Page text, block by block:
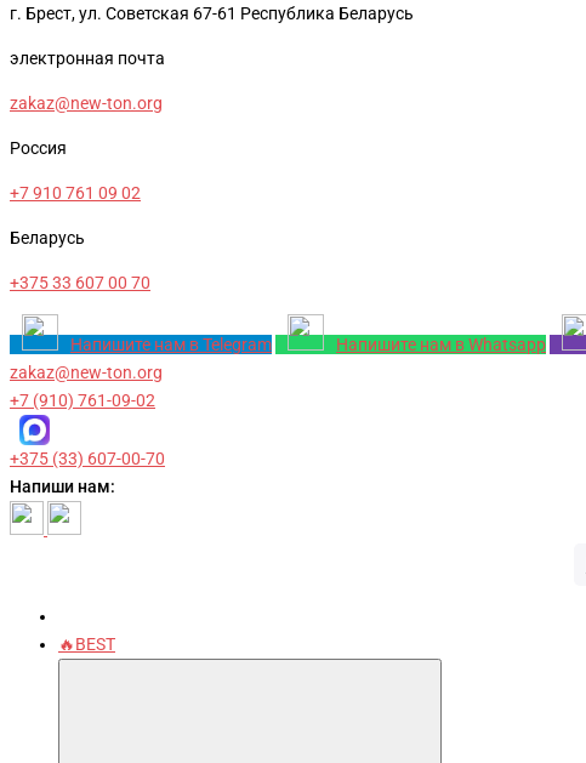
г. Брест, ул. Советская 67-61 Республика Беларусь
электронная почта
zakaz@new-ton.org
Россия
+7 910 761 09 02
Беларусь
+375 33 607 00 70
Напишите нам в Telegram Напишите нам в Whatsapp
zakaz@new-ton.org
+7 (910) 761-09-02
+375 (33) 607-00-70
Напиши нам:
🔥BEST